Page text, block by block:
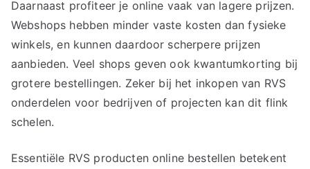
Daarnaast profiteer je online vaak van lagere prijzen.
Webshops hebben minder vaste kosten dan fysieke
winkels, en kunnen daardoor scherpere prijzen
aanbieden. Veel shops geven ook kwantumkorting bij
grotere bestellingen. Zeker bij het inkopen van RVS
onderdelen voor bedrijven of projecten kan dit flink
schelen.
Essentiële RVS producten online bestellen betekent